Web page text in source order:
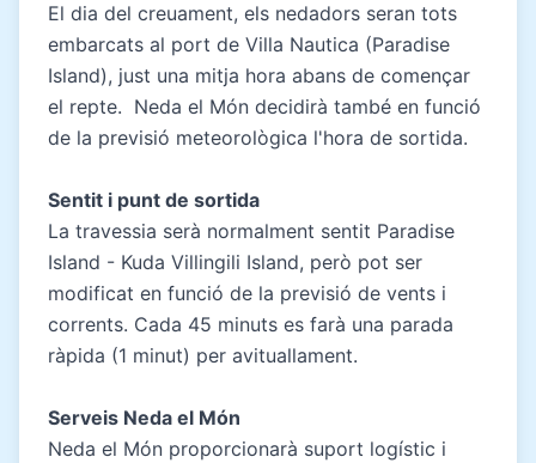
El dia del creuament, els nedadors seran tots
embarcats al port de Villa Nautica (Paradise
Island), just una mitja hora abans de començar
el repte. Neda el Món decidirà també en funció
de la previsió meteorològica l'hora de sortida.
Sentit i punt de sortida
La travessia serà normalment sentit Paradise
Island - Kuda Villingili Island, però pot ser
modificat en funció de la previsió de vents i
corrents. Cada 45 minuts es farà una parada
ràpida (1 minut) per avituallament.
Serveis Neda el Món
Neda el Món proporcionarà suport logístic i